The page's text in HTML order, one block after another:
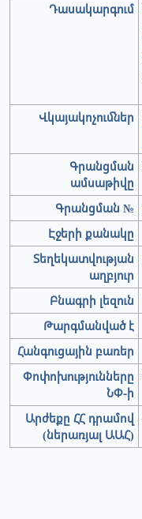
Դասակարգում
Վկայակոչումներ
Գրանցման
ամսաթիվը
Գրանցման №
Էջերի քանակը
Տեղեկատվության
աղբյուր
Բնագրի լեզուն
Թարգմանված է
Հանգուցային բառեր
Փոփոխությունները
ՆՓ-ի
Արժեքը ՀՀ դրամով
(ներառյալ ԱԱՀ)